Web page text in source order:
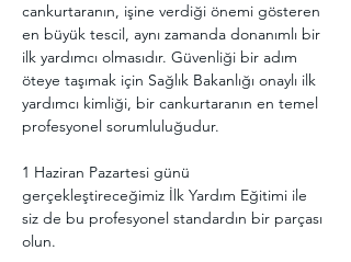
cankurtaranın, işine verdiği önemi gösteren
en büyük tescil, aynı zamanda donanımlı bir
ilk yardımcı olmasıdır. Güvenliği bir adım
öteye taşımak için Sağlık Bakanlığı onaylı ilk
yardımcı kimliği, bir cankurtaranın en temel
profesyonel sorumluluğudur.
1 Haziran Pazartesi günü
gerçekleştireceğimiz İlk Yardım Eğitimi ile
siz de bu profesyonel standardın bir parçası
olun.